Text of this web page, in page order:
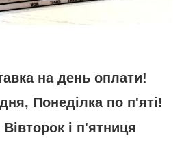
на день оплати!
Понеділка по п'яті!
і п'ятниця